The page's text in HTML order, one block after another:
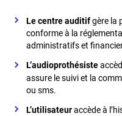
Le centre auditifgère la
conforme à la
administratifs et
L’audioprothésiste
assure le suivi et la
ou sms.
L’utilisateuraccède à